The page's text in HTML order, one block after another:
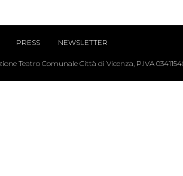
PRESS NEWSLETTER
Teatro Comunale Città di Vicenza, P.IVA